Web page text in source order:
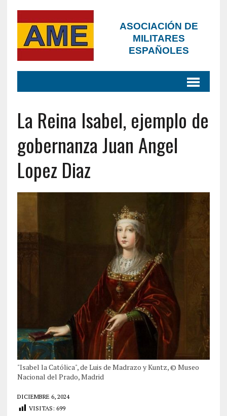
ASOCIACIÓN DE
MILITARES
ESPAÑOLES
La Reina Isabel, ejemplo de
gobernanza Juan Angel
Lopez Diaz
"Isabel la Católica", de Luis de Madrazo y Kuntz, © Museo
Nacional del Prado, Madrid
DICIEMBRE 6, 2024
VISITAS: 699